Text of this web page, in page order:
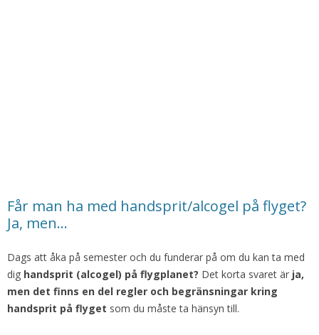
Får man ha med handsprit/alcogel på flyget?
Ja, men…
Dags att åka på semester och du funderar på om du kan ta med
dig handsprit (alcogel) på flygplanet? Det korta svaret är ja,
men det finns en del regler och begränsningar kring
handsprit på flyget som du måste ta hänsyn till.